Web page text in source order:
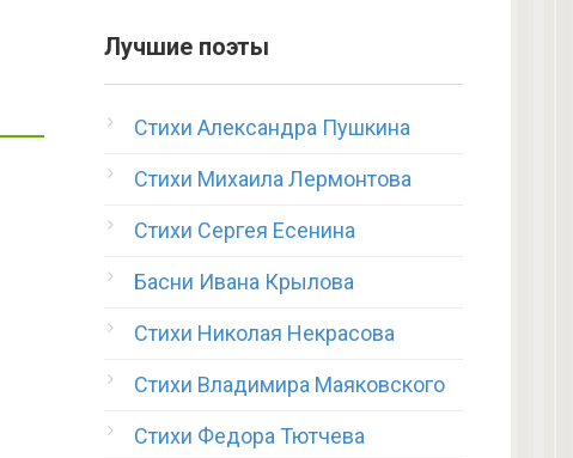
Лучшие поэты
Стихи Александра Пушкина
Стихи Михаила Лермонтова
Стихи Сергея Есенина
Басни Ивана Крылова
Стихи Николая Некрасова
Стихи Владимира Маяковского
Стихи Федора Тютчева